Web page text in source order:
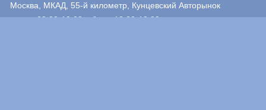
Москва, МКАД, 55-й километр, Кунцевский Авторынок
пн.-пт. 09:00-19:00; сб.,вс. 10:00-18:00